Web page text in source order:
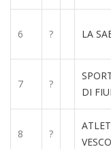
6 ? LA
7 ?
DI
8 ?